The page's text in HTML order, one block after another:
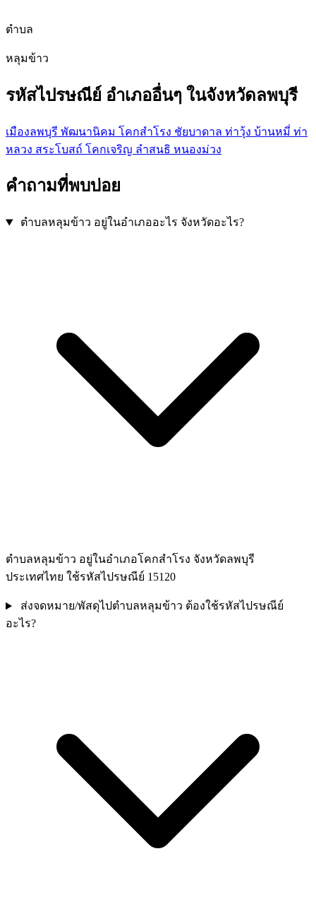
ตำบล
หลุมข้าว
รหัสไปรษณีย์ อำเภออื่นๆ ในจังหวัดลพบุรี
เมืองลพบุรี พัฒนานิคม โคกสำโรง ชัยบาดาล ท่าวุ้ง บ้านหมี่ ท่า
หลวง สระโบสถ์ โคกเจริญ ลำสนธิ หนองม่วง
คำถามที่พบบ่อย
ตำบลหลุมข้าว อยู่ในอำเภออะไร จังหวัดอะไร?
ตำบลหลุมข้าว อยู่ในอำเภอโคกสำโรง จังหวัดลพบุรี
ประเทศไทย ใช้รหัสไปรษณีย์ 15120
ส่งจดหมาย/พัสดุไปตำบลหลุมข้าว ต้องใช้รหัสไปรษณีย์
อะไร?